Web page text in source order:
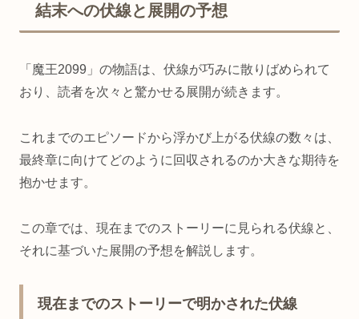
結末への伏線と展開の予想
「魔王2099」の物語は、伏線が巧みに散りばめられて
おり、読者を次々と驚かせる展開が続きます。
これまでのエピソードから浮かび上がる伏線の数々は、
最終章に向けてどのように回収されるのか大きな期待を
抱かせます。
この章では、現在までのストーリーに見られる伏線と、
それに基づいた展開の予想を解説します。
現在までのストーリーで明かされた伏線